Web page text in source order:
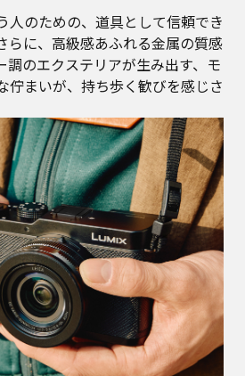
人のための、道具として信頼でき
らに、高級感あふれる金属の質感
調のエクステリアが生み出す、モ
佇まいが、持ち歩く歓びを感じさ